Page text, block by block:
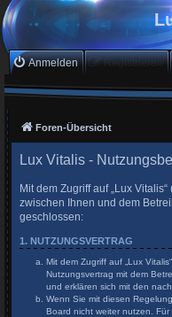
Anmelden Registrieren
Foren-Übersicht
Lux Vitalis -
Mit dem Zugriff auf „Lux
zwischen Ihnen und dem
geschlossen:
1. NUTZUNGSVERTRAG
Mit dem Zugriff auf „Lux
Nutzungsvertrag mit dem
und erklären sich mit den
Wenn Sie mit diesen
Board nicht weiter nutzen.